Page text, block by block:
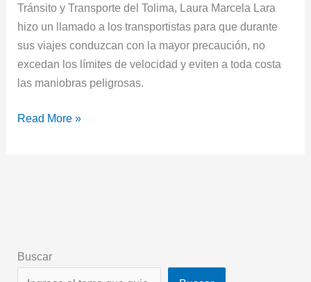
Tránsito y Transporte del Tolima, Laura Marcela Lara
hizo un llamado a los transportistas para que durante
sus viajes conduzcan con la mayor precaución, no
excedan los límites de velocidad y eviten a toda costa
las maniobras peligrosas.
Read More »
Buscar